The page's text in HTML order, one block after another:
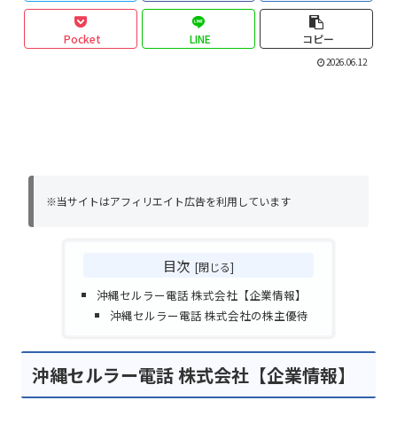
Pocket LINE コピー
2026.06.12
※当サイトはアフィリエイト広告を利用しています
目次
沖縄セルラー電話 株式会社【企業情報】
沖縄セルラー電話 株式会社の株主優待
沖縄セルラー電話 株式会社【企業情報】